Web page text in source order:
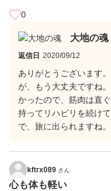
0
大地の
返信日 2020/09/12
ありがとうございます
が、もう大丈夫ですね
かったので、筋肉は直
持ってリハビリを続け
で、旅に出られますね
kftrx089 さん
心も体も軽い